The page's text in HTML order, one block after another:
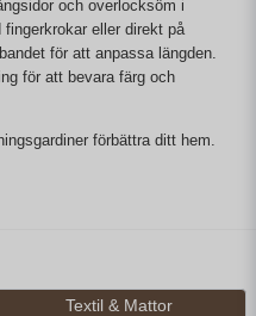
och overlocksöm i
eller direkt på
för att anpassa längden.
för att bevara färg och
förbättra ditt hem.
Textil & Mattor